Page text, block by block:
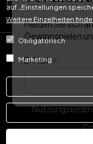
auf „Einstellungen
Weitere Einzelheiten
Obligatorisch
Marketing
LinkedIn
Tel: +34
Melden Sie sich
Gewinnspielen
E-Mail